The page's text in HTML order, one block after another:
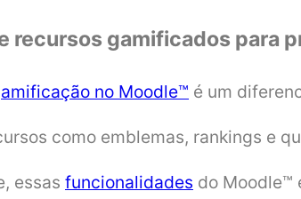
recursos gamificados para
no Moodle™ é um
como emblemas, rankings e
essas funcionalidades do Moodle™